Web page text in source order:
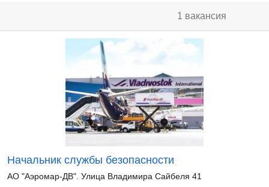
1 вакансия
Начальник службы безопасности
АО "Аэромар-ДВ". Улица Владимира Сайбеля 41